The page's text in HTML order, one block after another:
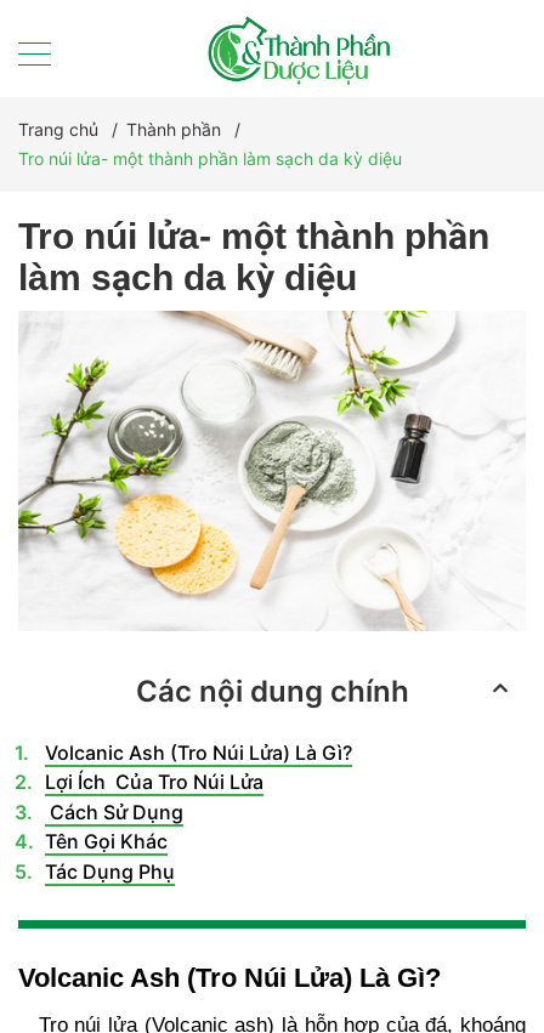
Trang chủ / Thành phần
/
Tro núi lửa- một thành phần làm sạch da kỳ diệu
Tro núi lửa- một thành phần
làm sạch da kỳ diệu
Các nội dung chính
Volcanic Ash (Tro Núi Lửa) Là Gì?
Lợi Ích Của Tro Núi Lửa
Cách Sử Dụng
Tên Gọi Khác
Tác Dụng Phụ
Volcanic Ash (Tro Núi Lửa) Là Gì?
Tro núi lửa (Volcanic ash) là hỗn hợp của đá, khoáng